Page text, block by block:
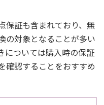
保証も含まれており、無
の対象となることが多い
については購入時の保証
確認することをおすすめ